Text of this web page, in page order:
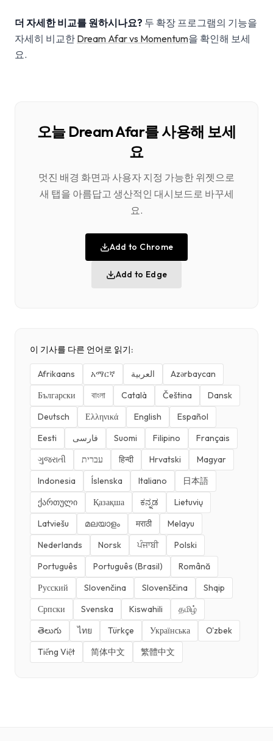
더 자세한 비교를 원하시나요? 두 확장 프로그램의 기능을
자세히 비교한 Dream Afar vs Momentum을 확인해 보세
요.
오늘 Dream Afar를 사용해 보세
요
멋진 배경 화면과 사용자 지정 가능한 위젯으로
새 탭을 아름답고 생산적인 대시보드로 바꾸세
요.
Add to Chrome
Add to Edge
이 기사를 다른 언어로 읽기:
Afrikaans አማርኛ العربية
Azərbaycan
Български
বাংলা Català Čeština
Dansk
Deutsch
Ελληνικά English
Español
Eesti
فارسی Suomi Filipino
Français
ગુજરાતી
עברית हिन्दी Hrvatski
Magyar
Indonesia
Íslenska Italiano
日本語
ქართული
Қазақша ಕನ್ನಡ
Lietuvių
Latviešu
മലയാളം मराठी
Melayu
Nederlands
Norsk ਪੰਜਾਬੀ
Polski
Português
Português (Brasil)
Română
Русский
Slovenčina Slovenščina
Shqip
Српски
Svenska Kiswahili
தமிழ்
తెలుగు
ไทย Türkçe Українська
O'zbek
Tiếng Việt
简体中文 繁體中文